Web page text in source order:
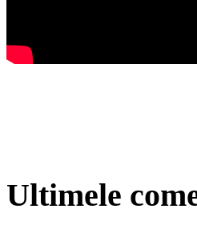
Ultimele